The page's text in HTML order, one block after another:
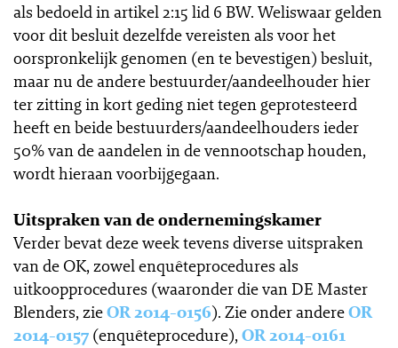
als bedoeld in artikel 2:15 lid 6 BW. Weliswaar gelden
voor dit besluit dezelfde vereisten als voor het
oorspronkelijk genomen (en te bevestigen) besluit,
maar nu de andere bestuurder/aandeelhouder hier
ter zitting in kort geding niet tegen geprotesteerd
heeft en beide bestuurders/aandeelhouders ieder
50% van de aandelen in de vennootschap houden,
wordt hieraan voorbijgegaan.
Uitspraken van de ondernemingskamer
Verder bevat deze week tevens diverse uitspraken
van de OK, zowel enquêteprocedures als
uitkoopprocedures (waaronder die van DE Master
Blenders, zieOR 2014-0156). Zie onder andereOR
2014-0157 (enquêteprocedure), OR 2014-0161